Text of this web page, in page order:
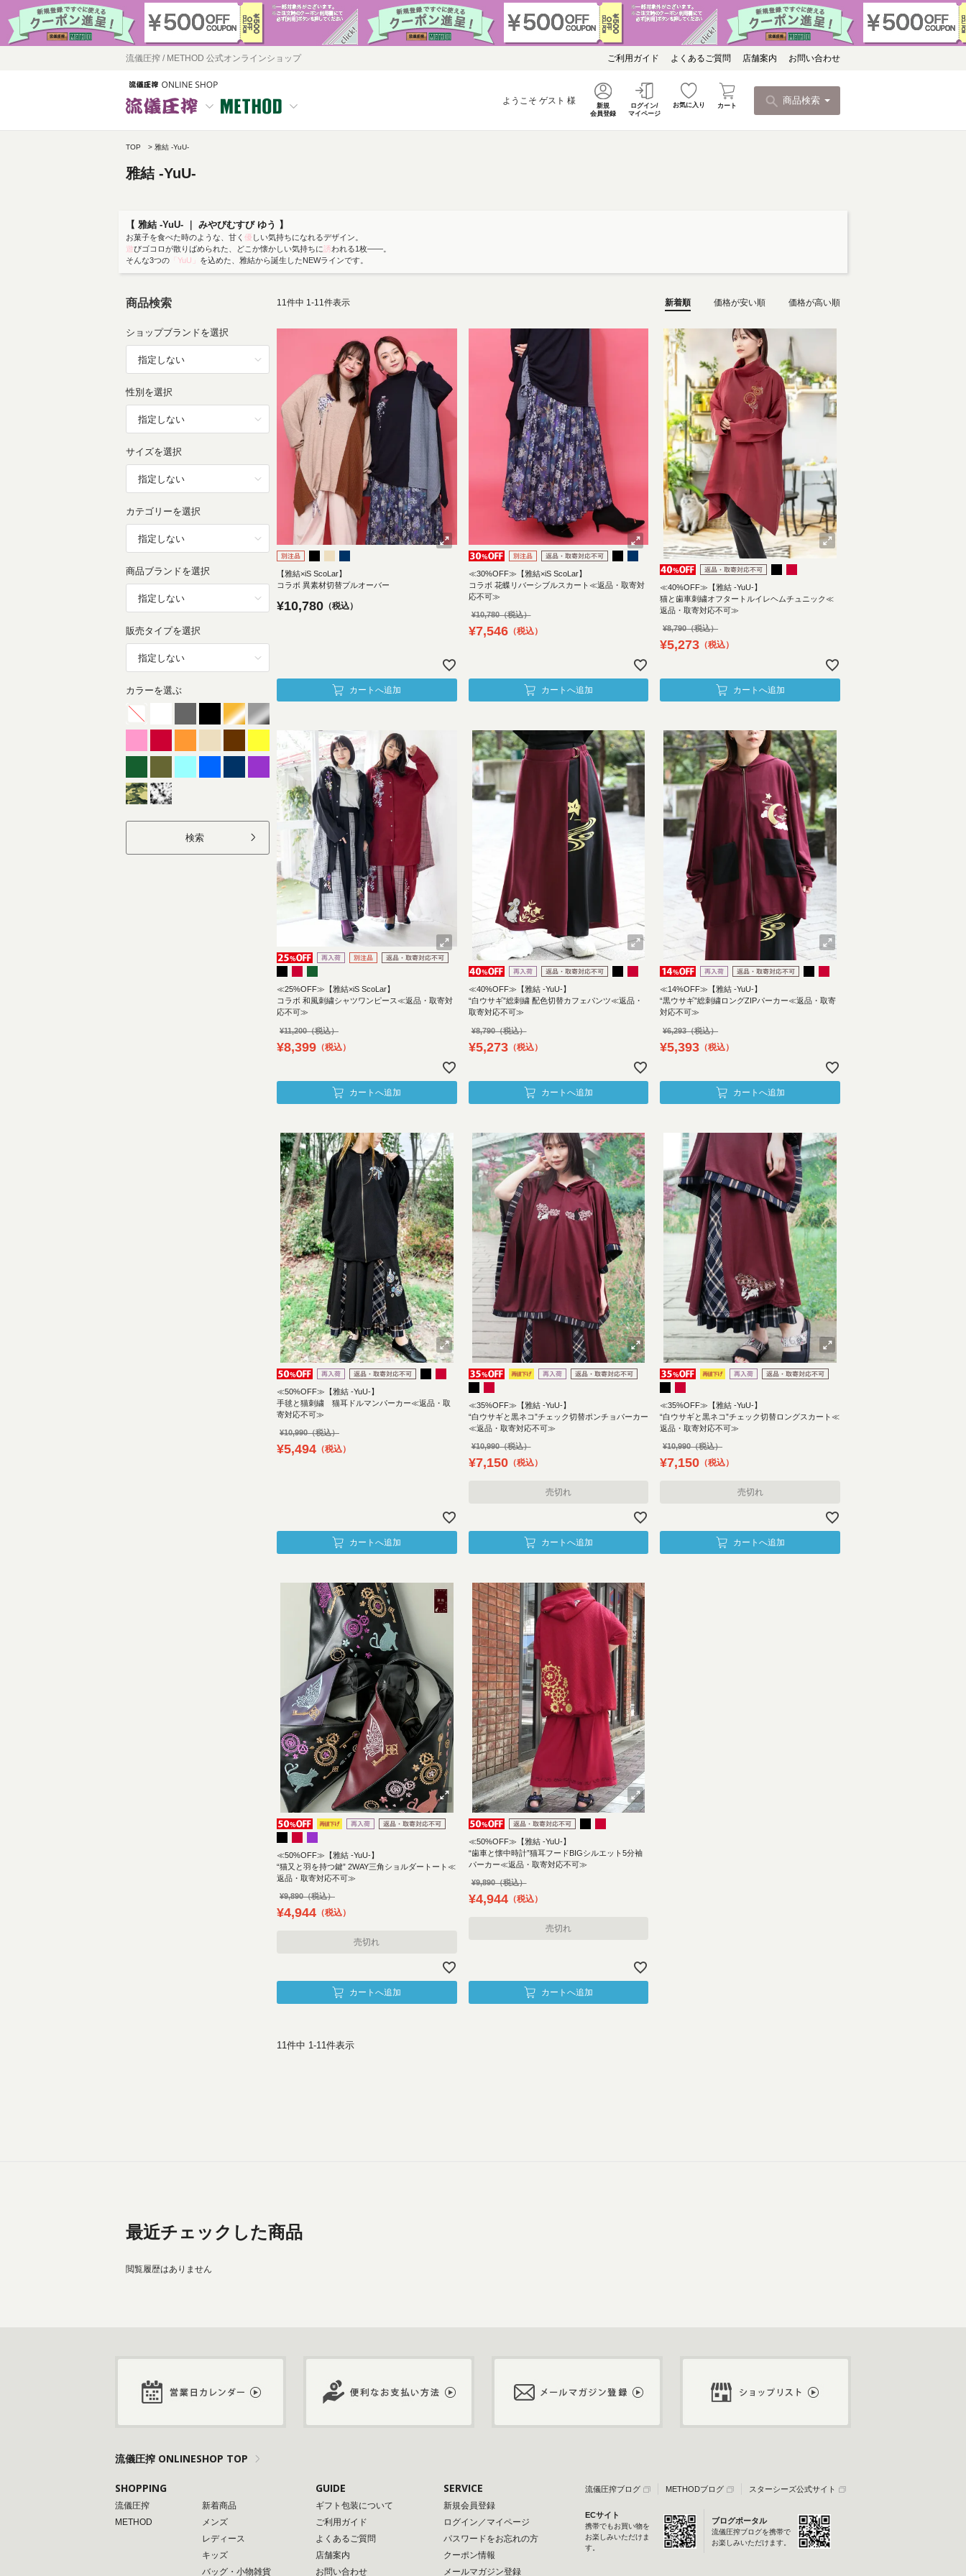
流儀圧搾 / METHOD 公式オンラインショップ ご利用ガイド よくあるご質問 店舗案内 お問い合わせ
ようこそ ゲスト 様
新規
会員登録
ログイン/
マイページ
お気に入り カート 商品検索
TOP 雅結 -YuU-
雅結 -YuU-
【 雅結 -YuU- ｜ みやびむすび ゆう 】
お菓子を食べた時のような、甘く 優しい気持ちになれるデザイン。
遊びゴコロが散りばめられた、どこか懐かしい気持ちに誘われる1枚――。
そんな3つの 「YuU」 を込めた、雅結から誕生したNEWラインです。
商品検索
ショップブランドを選択
性別を選択
サイズを選択
カテゴリーを選択
商品ブランドを選択
販売タイプを選択
カラーを選ぶ
検索
価格が安い順 価格が高い順
新着順
11件中 1-11件表示
【雅結×iS ScoLar】
コラボ 異素材切替プルオーバー
¥10,780 税込
カートへ追加
≪30%OFF≫【雅結×iS ScoLar】
コラボ 花蝶リバーシブルスカート≪返品・取寄対
応不可≫
¥10,780
¥7,546 税込
カートへ追加
≪40%OFF≫【雅結 -YuU-】
猫と歯車刺繍オフタートルイレヘムチュニック≪
返品・取寄対応不可≫
¥8,790
¥5,273 税込
カートへ追加
≪25%OFF≫【雅結×iS ScoLar】
コラボ 和風刺繍シャツワンピース≪返品・取寄対
応不可≫
¥11,200
¥8,399 税込
カートへ追加
≪40%OFF≫【雅結 -YuU-】
“白ウサギ”総刺繍 配色切替カフェパンツ≪返品・
取寄対応不可≫
¥8,790
¥5,273 税込
カートへ追加
≪14%OFF≫【雅結 -YuU-】
“黒ウサギ”総刺繍ロングZIPパーカー≪返品・取寄
対応不可≫
¥6,293
¥5,393 税込
カートへ追加
≪50%OFF≫【雅結 -YuU-】
手毬と猫刺繍 猫耳ドルマンパーカー≪返品・取
寄対応不可≫
¥10,990
¥5,494 税込
カートへ追加
≪35%OFF≫【雅結 -YuU-】
“白ウサギと黒ネコ”チェック切替ポンチョパーカー
≪返品・取寄対応不可≫
¥10,990
¥7,150 税込
売切れ
カートへ追加
≪35%OFF≫【雅結 -YuU-】
“白ウサギと黒ネコ”チェック切替ロングスカート≪
返品・取寄対応不可≫
¥10,990
¥7,150 税込
売切れ
カートへ追加
≪50%OFF≫【雅結 -YuU-】
“猫又と羽を持つ鍵” 2WAY三角ショルダートート≪
返品・取寄対応不可≫
¥9,890
¥4,944 税込
売切れ
カートへ追加
≪50%OFF≫【雅結 -YuU-】
“歯車と懐中時計”猫耳フードBIGシルエット5分袖
パーカー≪返品・取寄対応不可≫
¥9,890
¥4,944 税込
売切れ
カートへ追加
11件中 1-11件表示
最近チェックした商品
閲覧履歴はありません
流儀圧搾 ONLINESHOP TOP
SHOPPING
流儀圧搾
METHOD
新着商品
メンズ
レディース
キッズ
バッグ・小物雑貨
GUIDE
ギフト包装について
ご利用ガイド
よくあるご質問
店舗案内
お問い合わせ
SERVICE
新規会員登録
ログイン／マイページ
パスワードをお忘れの方
クーポン情報
メールマガジン登録
流儀圧搾ブログ METHODブログ スターシーズ公式サイト
ECサイト
携帯でもお買い物を
お楽しみいただけま
す。
ブログポータル
流儀圧搾ブログを携帯で
お楽しみいただけます。